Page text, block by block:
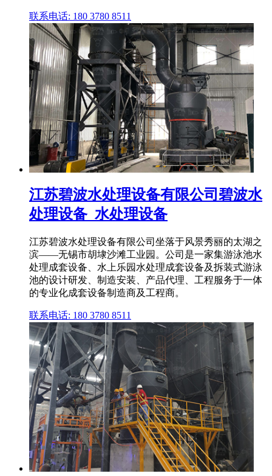
联系电话: 180 3780 8511
江苏碧波水处理设备有限公司碧波水
处理设备_水处理设备
江苏碧波水处理设备有限公司坐落于风景秀丽的太湖之
滨——无锡市胡埭沙滩工业园。公司是一家集游泳池水
处理成套设备、水上乐园水处理成套设备及拆装式游泳
池的设计研发、制造安装、产品代理、工程服务于一体
的专业化成套设备制造商及工程商。
联系电话: 180 3780 8511